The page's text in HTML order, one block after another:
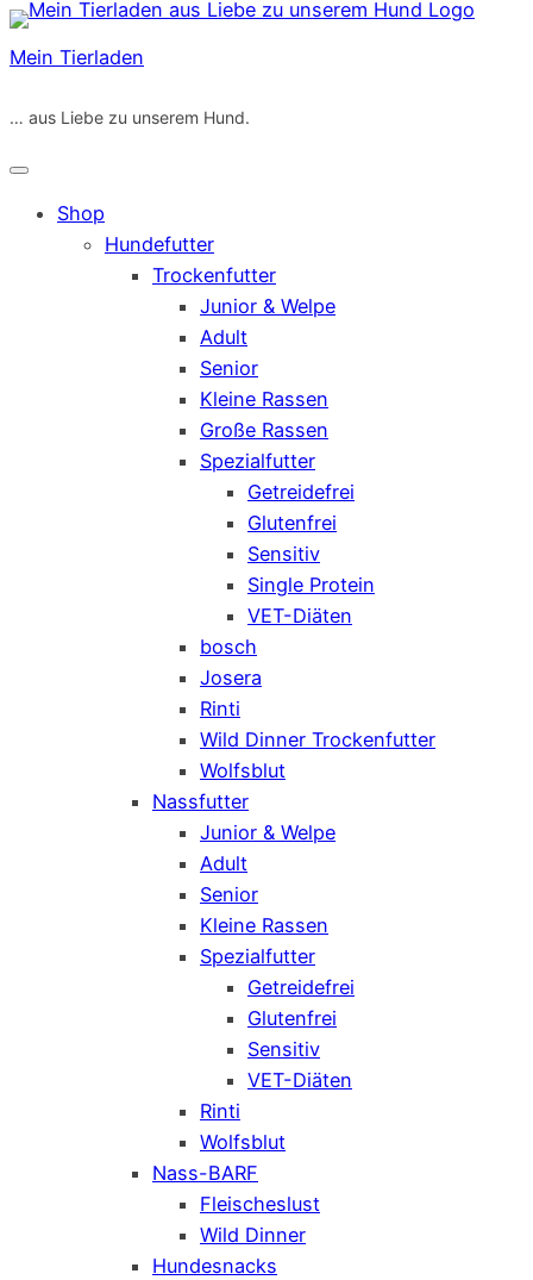
Zum
Inhalt
Mein Tierladen
… aus Liebe zu unserem Hund.
Shop
Hundefutter
Trockenfutter
Junior & Welpe
Adult
Senior
Kleine Rassen
Große Rassen
Spezialfutter
Getreidefrei
Glutenfrei
Sensitiv
Single Protein
VET-Diäten
bosch
Josera
Rinti
Wild Dinner Trockenfutter
Wolfsblut
Nassfutter
Junior & Welpe
Adult
Senior
Kleine Rassen
Spezialfutter
Getreidefrei
Glutenfrei
Sensitiv
VET-Diäten
Rinti
Wolfsblut
Nass-BARF
Fleischeslust
Wild Dinner
Hundesnacks